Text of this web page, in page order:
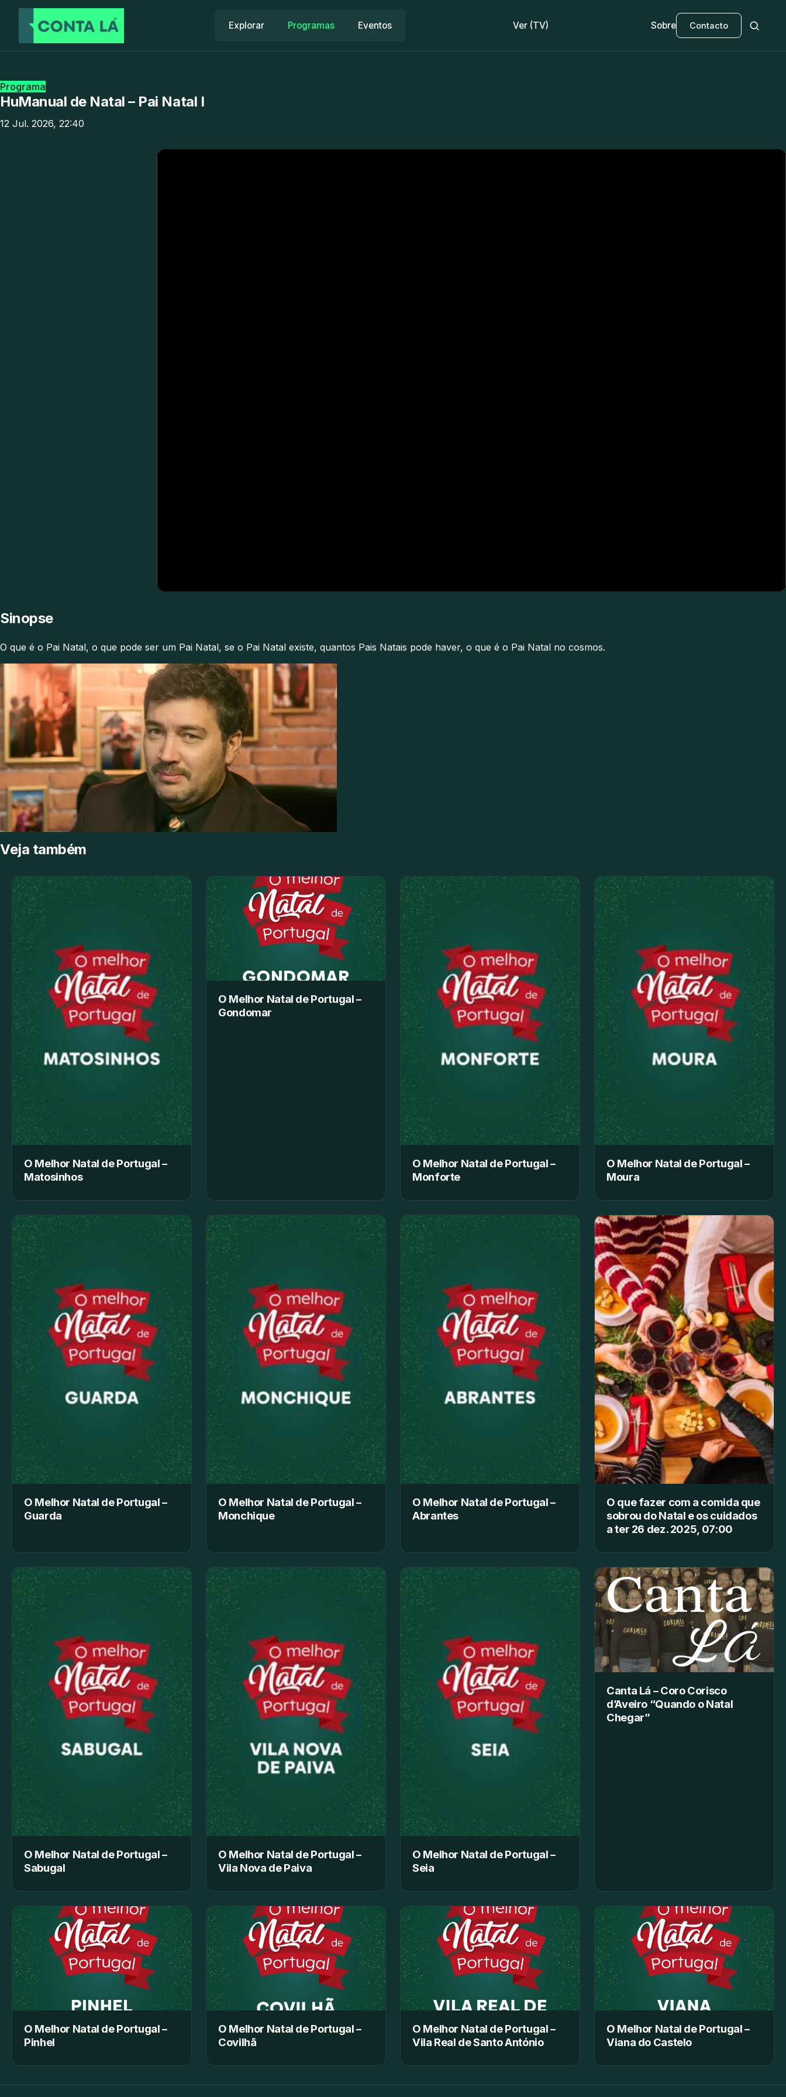
Explorar Programas Eventos Ver (TV) Sobre Contacto
Programa
HuManual de Natal – Pai Natal I
12 Jul. 2026, 22:40
Sinopse
O que é o Pai Natal, o que pode ser um Pai Natal, se o Pai Natal existe, quantos Pais Natais pode haver, o que é o Pai Natal no cosmos.
Veja também
O Melhor Natal de Portugal –
Matosinhos
O Melhor Natal de Portugal –
Gondomar
O Melhor Natal de Portugal –
Monforte
O Melhor Natal de Portugal –
Moura
O Melhor Natal de Portugal –
Guarda
O Melhor Natal de Portugal –
Monchique
O Melhor Natal de Portugal –
Abrantes
O que fazer com a comida que
sobrou do Natal e os cuidados
a ter 26 dez. 2025, 07:00
O Melhor Natal de Portugal –
Sabugal
O Melhor Natal de Portugal –
Vila Nova de Paiva
O Melhor Natal de Portugal –
Seia
Canta Lá – Coro Corisco
d’Aveiro “Quando o Natal
Chegar”
O Melhor Natal de Portugal –
Pinhel
O Melhor Natal de Portugal –
Covilhã
O Melhor Natal de Portugal –
Vila Real de Santo António
O Melhor Natal de Portugal –
Viana do Castelo